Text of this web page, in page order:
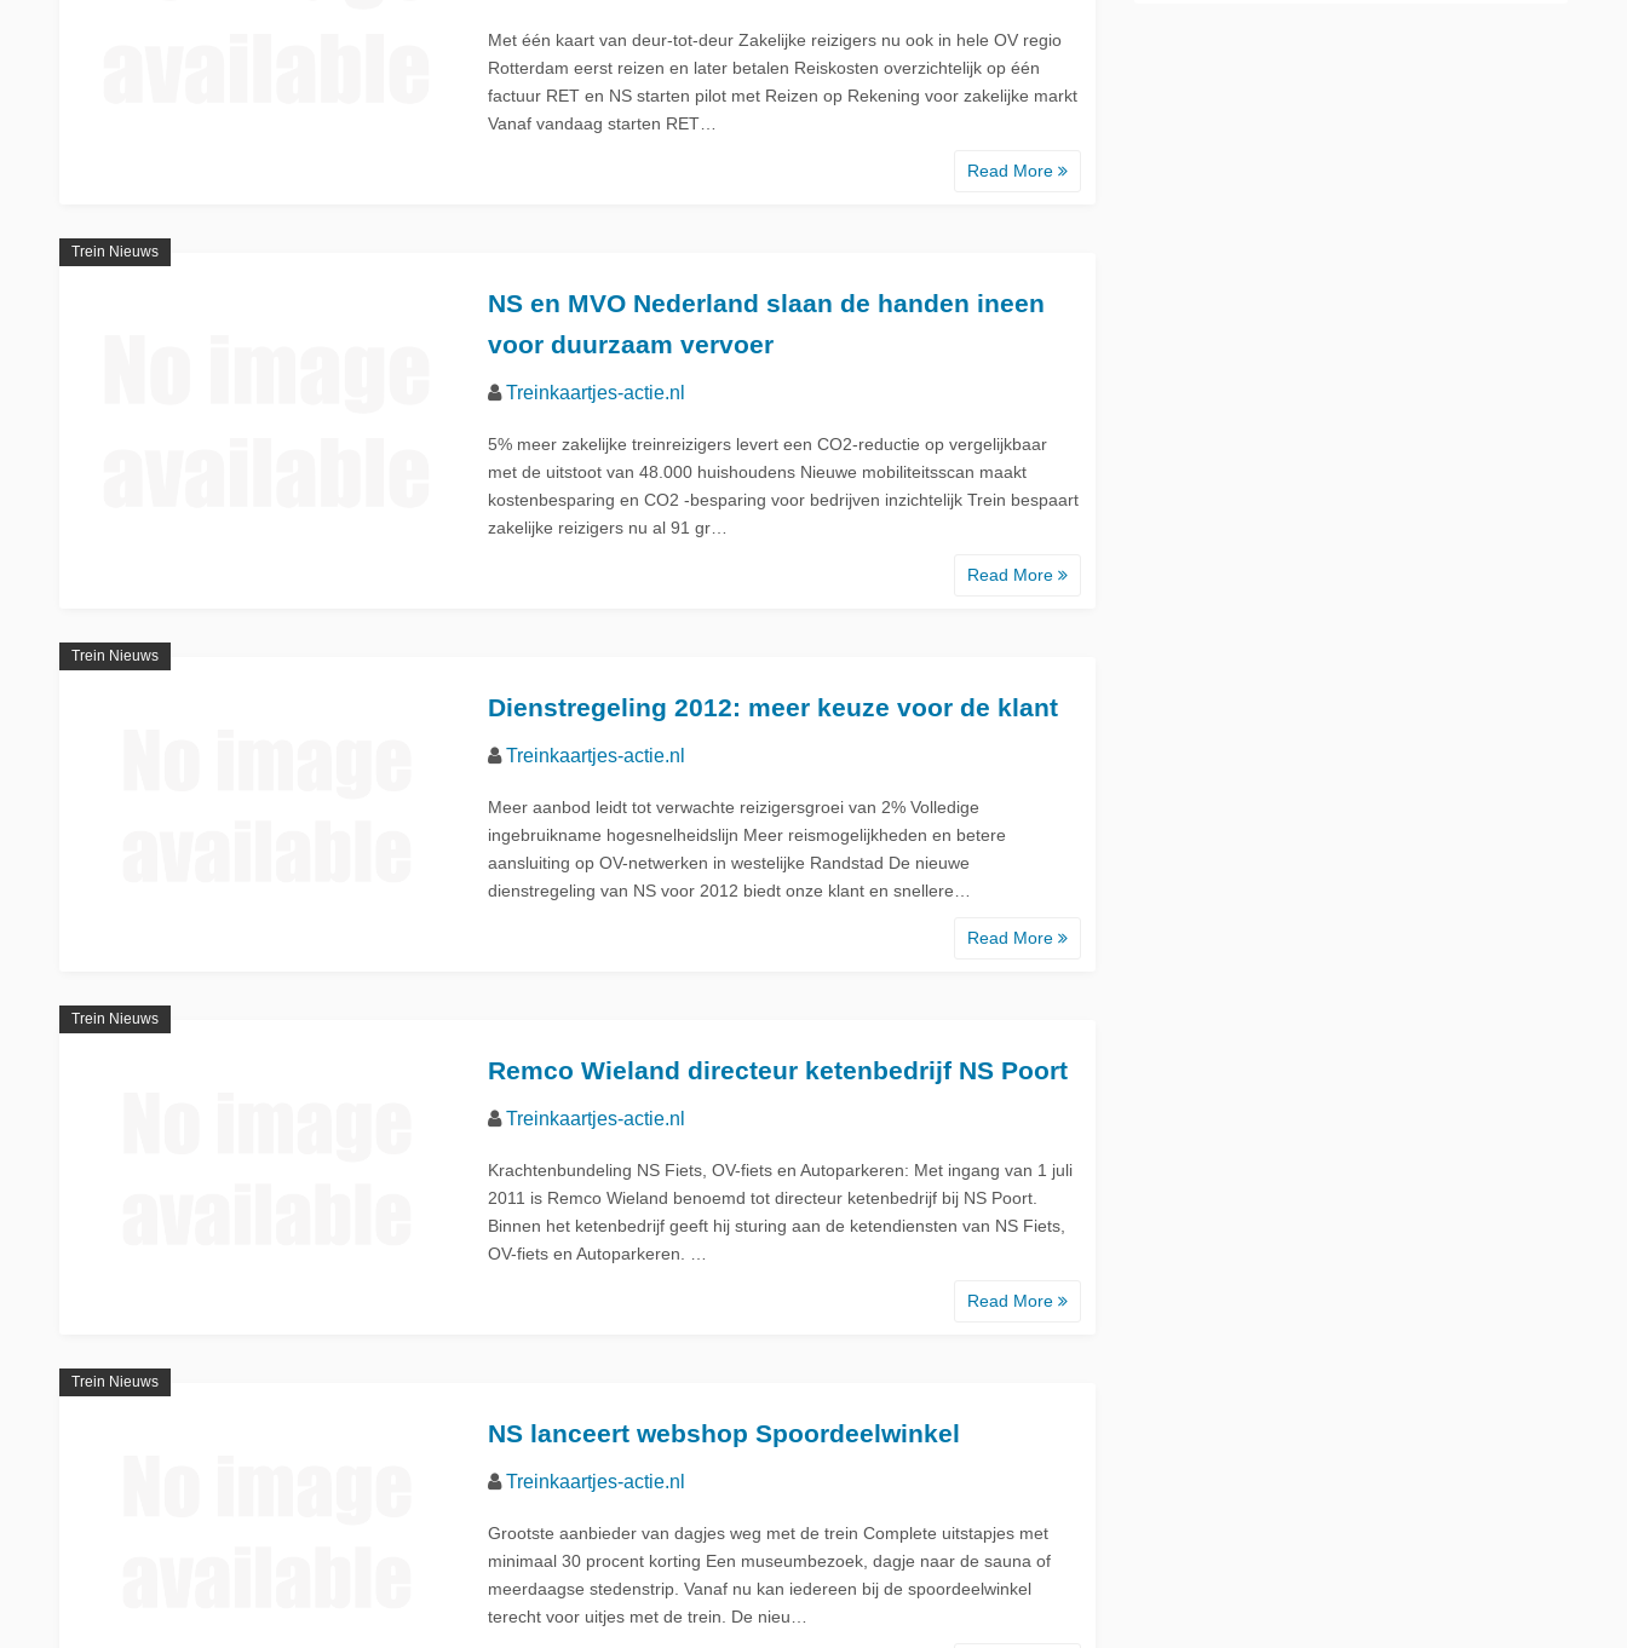
Met één kaart van deur-tot-deur Zakelijke reizigers nu ook in hele OV regio
Rotterdam eerst reizen en later betalen Reiskosten overzichtelijk op één
factuur RET en NS starten pilot met Reizen op Rekening voor zakelijke markt
Vanaf vandaag starten RET…
Read More
Trein Nieuws
NS en MVO Nederland slaan de handen ineen
voor duurzaam vervoer
Treinkaartjes-actie.nl
5% meer zakelijke treinreizigers levert een CO2-reductie op vergelijkbaar
met de uitstoot van 48.000 huishoudens Nieuwe mobiliteitsscan maakt
kostenbesparing en CO2 -besparing voor bedrijven inzichtelijk Trein bespaart
zakelijke reizigers nu al 91 gr…
Read More
Trein Nieuws
Dienstregeling 2012: meer keuze voor de klant
Treinkaartjes-actie.nl
Meer aanbod leidt tot verwachte reizigersgroei van 2% Volledige
ingebruikname hogesnelheidslijn Meer reismogelijkheden en betere
aansluiting op OV-netwerken in westelijke Randstad De nieuwe
dienstregeling van NS voor 2012 biedt onze klant en snellere…
Read More
Trein Nieuws
Remco Wieland directeur ketenbedrijf NS Poort
Treinkaartjes-actie.nl
Krachtenbundeling NS Fiets, OV-fiets en Autoparkeren: Met ingang van 1 juli
2011 is Remco Wieland benoemd tot directeur ketenbedrijf bij NS Poort.
Binnen het ketenbedrijf geeft hij sturing aan de ketendiensten van NS Fiets,
OV-fiets en Autoparkeren. …
Read More
Trein Nieuws
NS lanceert webshop Spoordeelwinkel
Treinkaartjes-actie.nl
Grootste aanbieder van dagjes weg met de trein Complete uitstapjes met
minimaal 30 procent korting Een museumbezoek, dagje naar de sauna of
meerdaagse stedenstrip. Vanaf nu kan iedereen bij de spoordeelwinkel
terecht voor uitjes met de trein. De nieu…